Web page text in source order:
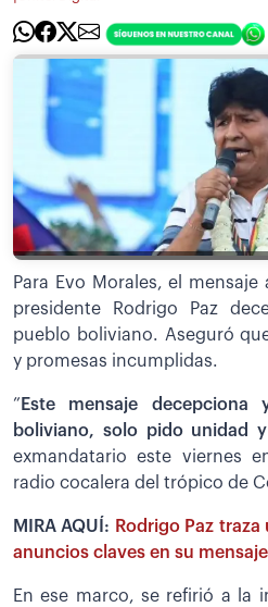
Para Evo Morales, el
presidente Rodrigo Paz
pueblo boliviano. Aseguró
y promesas incumplidas.
” Este mensaje
boliviano, solo pido unidad
exmandatario este viernes
radio cocalera del trópico de
MIRA AQUÍ: Rodrigo Paz
anuncios claves en su
En ese marco, se refirió a la